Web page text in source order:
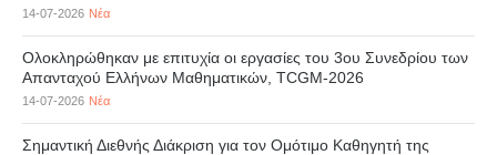
14-07-2026 Νέα
Ολοκληρώθηκαν με επιτυχία οι εργασίες του 3ου Συνεδρίου των
Απανταχού Ελλήνων Μαθηματικών, TCGM-2026
14-07-2026 Νέα
Σημαντική Διεθνής Διάκριση για τον Ομότιμο Καθηγητή της